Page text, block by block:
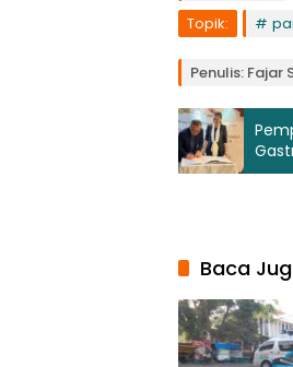
Topik:
Penulis: Fajar
Baca